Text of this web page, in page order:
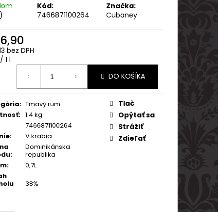
Kód:
7466871100264
Značka:
Cubaney
bez DPH
1 l
DO KOŠÍKA
: Tmavý rum
: 1.4 kg
7466871100264
:
V krabici
:
Dominikánska
republika
:
0,7L
38%
Tlač
Opýtať sa
Strážiť
Zdieľať